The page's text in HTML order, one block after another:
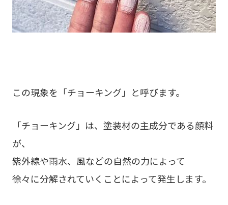
この現象を「チョーキング」と呼びます。
「チョーキング」は、塗装材の主成分である顔料
が、
紫外線や雨水、風などの自然の力によって
徐々に分解されていくことによって発生します。